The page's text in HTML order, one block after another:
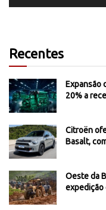
Recentes
Expansão
20% a
Citroën
Basalt,
Oeste da
expedição